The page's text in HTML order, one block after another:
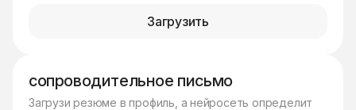
Загрузить
сопроводительное письмо
Загрузи резюме в профиль, а нейросеть определит